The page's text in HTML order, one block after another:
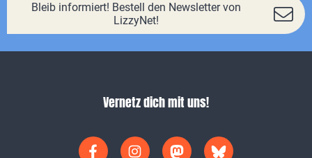
Bleib informiert! Bestell den Newsletter von
LizzyNet!
Vernetz dich mit uns!